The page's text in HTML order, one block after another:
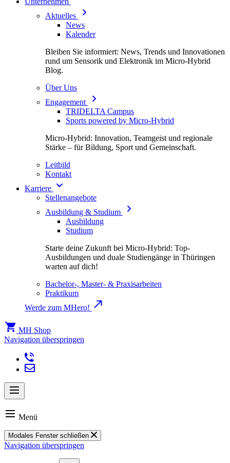
Aktuelles
News
Kalender
Bleiben Sie informiert: News, Trends und Innovationen
rund um Sensorik und Elektronik im Micro-Hybrid
Blog.
Über Uns
Engagement
TRIDELTA Campus
Sports powered by Micro-Hybrid
Micro-Hybrid: Innovation, Teamgeist und regionale
Stärke – für Bildung, Sport und Gemeinschaft.
Leitbild
Kontakt
Karriere
Stellenangebote
Ausbildung & Studium
Ausbildung
Studium
Starte deine Zukunft bei Micro-Hybrid: Top-
Ausbildungen und duale Studiengänge in Thüringen
warten auf dich!
Bachelor-, Master- & Praxisarbeiten
Praktikum
Werde zum MHero!
MH Shop
Navigation überspringen
Menü
Modales Fenster schließen
Navigation überspringen